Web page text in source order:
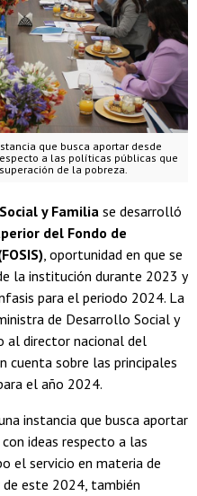
que busca aportar desde
a las políticas públicas que
de la pobreza.
y Familia se desarrolló
del Fondo de
, oportunidad en que se
la institución durante 2023 y
para el periodo 2024. La
de Desarrollo Social y
al director nacional del
cuenta sobre las principales
el año 2024.
instancia que busca aportar
ideas respecto a las
el servicio en materia de
de este 2024, también